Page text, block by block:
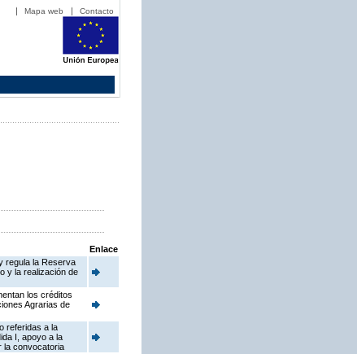
Mapa web Contacto
Enlace
regula la Reserva
y la realización de
los créditos
Agrarias de
referidas a la
I, apoyo a la
la convocatoria